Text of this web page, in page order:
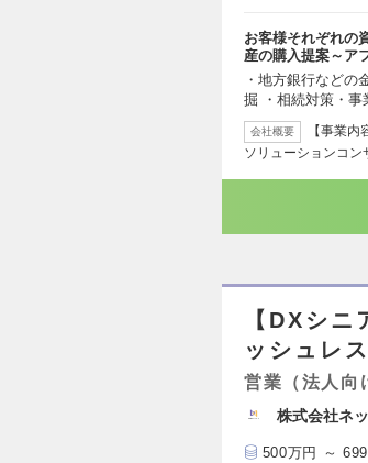
お客様それぞれの
産の購入提案～ア
・地方銀行などの
掘 ・相続対策・
会社概要
【事業
ソリューションコ
【DXシ
ッシュレ
営業（法人向
株式会社ネ
500万円 ～ 699